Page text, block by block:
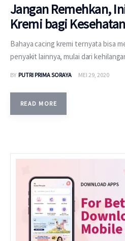
Jangan Remehkan,
Kremi bagi Kesehatan
Bahaya cacing kremi ternyata bisa
penyakit lainnya, mulai dari
BY PUTRI PRIMA SORAYA MEI 29, 2020
READ MORE